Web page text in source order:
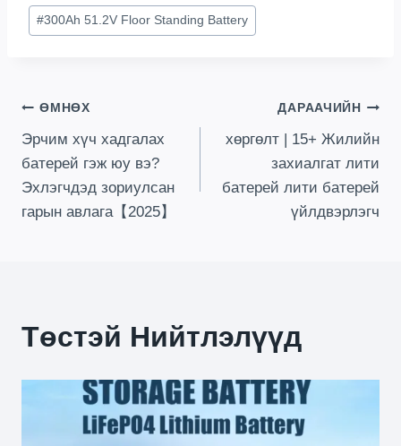
Нийтлэлийн
шошго:
#300Ah 51.2V Floor Standing Battery
Нийтлэлийн
Навигаци
ӨМНӨХ
Эрчим хүч хадгалах
батерей гэж юу вэ?
Эхлэгчдэд зориулсан
гарын авлага【2025】
ДАРААЧИЙН
хөргөлт | 15+ Жилийн
захиалгат лити
батерей лити батерей
үйлдвэрлэгч
Төстэй Нийтлэлүүд